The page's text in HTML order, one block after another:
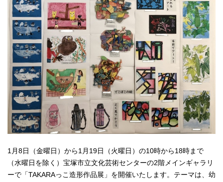
1月8日（金曜日）から1月19日（火曜日）の10時から18時まで
（水曜日を除く）宝塚市立文化芸術センターの2階メインギャラリ
ーで「TAKARAっこ造形作品展」を開催いたします。テーマは、幼